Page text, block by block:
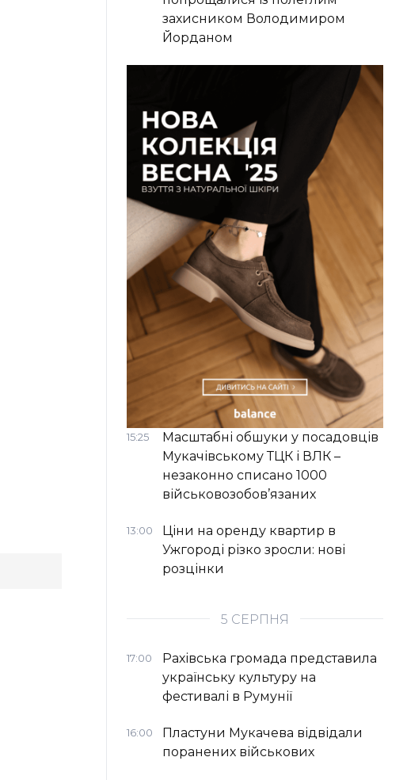
захисником Володимиром
Йорданом
15:25
Масштабні обшуки у посадовців
Мукачівському ТЦК і ВЛК –
незаконно списано 1000
військовозобов’язаних
13:00
Ціни на оренду квартир в
Ужгороді різко зросли: нові
розцінки
5 СЕРПНЯ
17:00
Рахівська громада представила
українську культуру на
фестивалі в Румунії
16:00
Пластуни Мукачева відвідали
поранених військових